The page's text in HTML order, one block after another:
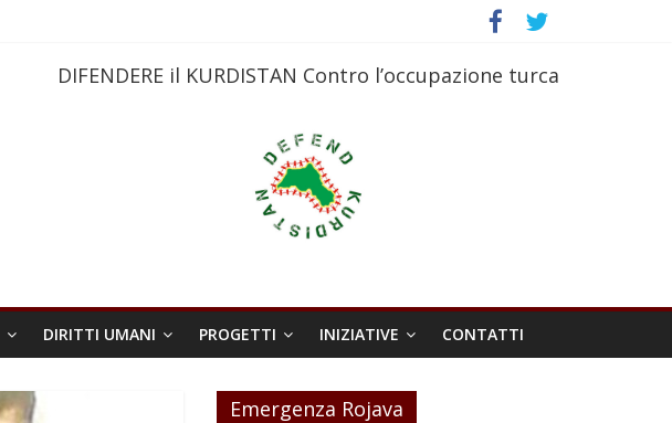
DIFENDERE il KURDISTAN Contro l’occupazione turca
DIRITTI UMANI PROGETTI INIZIATIVE CONTATTI
Emergenza Rojava